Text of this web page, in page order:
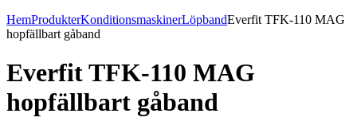
HemProdukterKonditionsmaskinerLöpbandEverfit TFK-110 MAG
hopfällbart gåband
Everfit TFK-110 MAG
hopfällbart gåband